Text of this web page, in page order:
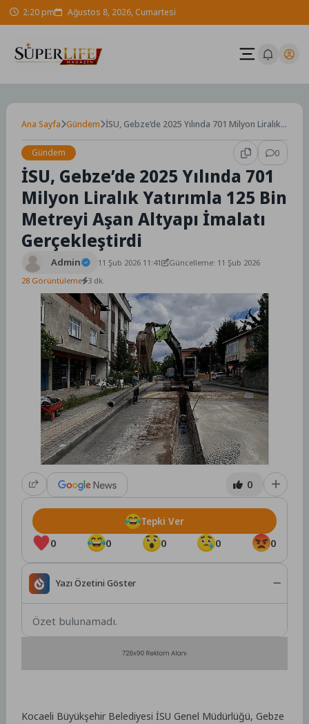
Skip 2:20 pm Ağustos 8, 2026, Cumartesi
Ana Sayfa Gündem İSU, Gebze’de 2025 Yılında 701 Milyon Liralık
Gündem 0
İSU, Gebze’de 2025 Yılında 701
Milyon Liralık Yatırımla 125 Bin
Metreyi Aşan Altyapı İmalatı
Gerçekleştirdi
Admin 11 Şub 2026 11:41
Güncelleme: 11 Şub 2026
28 Görüntüleme 3 dk.
0
0 0 0 0 0
Tepki Ver
Yazı Özetini Göster
Özet bulunamadı.
Kocaeli Büyükşehir Belediyesi İSU Genel Müdürlüğü, Gebze